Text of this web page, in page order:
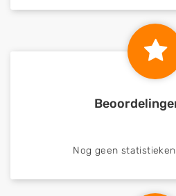
Nog geen